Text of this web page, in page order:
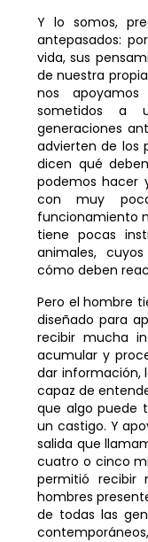
Y lo somos,
antepasados:
vida, sus
de nuestra
nos
sometidos a
generaciones
advierten de los
dicen qué
podemos hacer
con muy
funcionamiento
tiene pocas
animales,
cómo deben
Pero el hombre
diseñado para
recibir mucha
acumular y
dar información,
capaz de
que algo puede
un castigo. Y
salida que
cuatro o cinco
permitió recibir
hombres
de todas las